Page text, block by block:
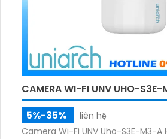
CAMERA WI-FI UNV UHO-
5%-35%
liên hệ
Camera Wi-Fi UNV Uho-S3E-M3-